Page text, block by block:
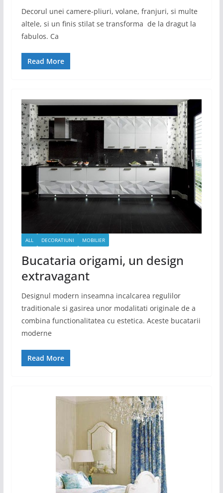
Decorul unei camere-pliuri, volane, franjuri, si multe
altele, si un finis stilat se transforma de la dragut la
fabulos. Ca
Read More
ALL DECORATIUNI MOBILIER
Bucataria origami, un design
extravagant
Designul modern inseamna incalcarea regulilor
traditionale si gasirea unor modalitati originale de a
combina functionalitatea cu estetica. Aceste bucatarii
moderne
Read More